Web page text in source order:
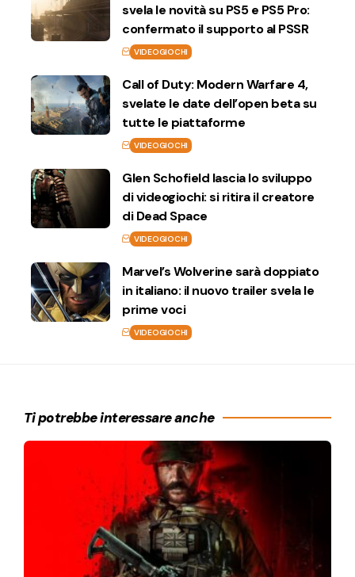
svela le novità su PS5 e PS5 Pro:
confermato il supporto al PSSR
VIDEOGIOCHI
Call of Duty: Modern Warfare 4,
svelate le date dell’open beta su
tutte le piattaforme
VIDEOGIOCHI
Glen Schofield lascia lo sviluppo
di videogiochi: si ritira il creatore
di Dead Space
VIDEOGIOCHI
Marvel’s Wolverine sarà doppiato
in italiano: il nuovo trailer svela le
prime voci
VIDEOGIOCHI
Ti potrebbe interessare anche